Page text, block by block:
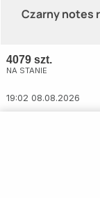
Czarny notes
4079 szt.
NA STANIE
19:02 08.08.2026